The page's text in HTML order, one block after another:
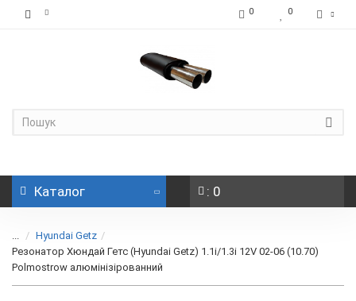
0 0
Каталог : 0
...
Hyundai Getz
Резонатор Хюндай Гетс (Hyundai Getz) 1.1i/1.3i 12V 02-06 (10.70)
Polmostrow алюмінізірованний